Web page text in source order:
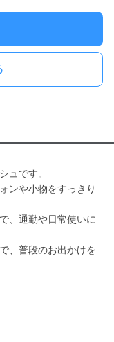
ュです。
ンや小物をすっきり
、通勤や日常使いに
、普段のお出かけを